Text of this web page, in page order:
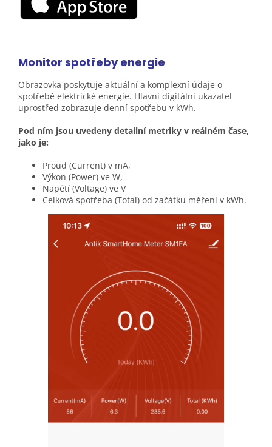
Monitor spotřeby energie
Obrazovka poskytuje aktuální a komplexní údaje o
spotřebě elektrické energie. Hlavní digitální ukazatel
uprostřed zobrazuje denní spotřebu v kWh.
Pod ním jsou uvedeny detailní metriky v reálném čase,
jako je:
Proud (Current) v mA,
Výkon (Power) ve W,
Napětí (Voltage) ve V
Celková spotřeba (Total) od začátku měření v kWh.